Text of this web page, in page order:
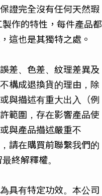
證完全沒有任何天然瑕
作的特性，每件產品都
這也是其獨特之處。
差、色差、紋理差異及
構成退換貨的理由，除
與描述有重大出入（例
範圍，存在影響產品使
與產品描述嚴重不
請在購買前聯繫我們的
終解釋權。
具有特定功效。本公司